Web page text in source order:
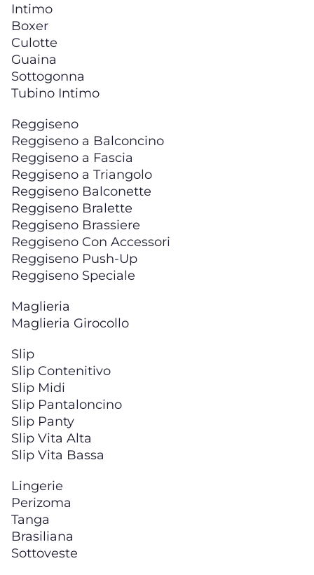
Intimo
Boxer
Culotte
Guaina
Sottogonna
Tubino Intimo
Reggiseno
Reggiseno a Balconcino
Reggiseno a Fascia
Reggiseno a Triangolo
Reggiseno Balconette
Reggiseno Bralette
Reggiseno Brassiere
Reggiseno Con Accessori
Reggiseno Push-Up
Reggiseno Speciale
Maglieria
Maglieria Girocollo
Slip
Slip Contenitivo
Slip Midi
Slip Pantaloncino
Slip Panty
Slip Vita Alta
Slip Vita Bassa
Lingerie
Perizoma
Tanga
Brasiliana
Sottoveste